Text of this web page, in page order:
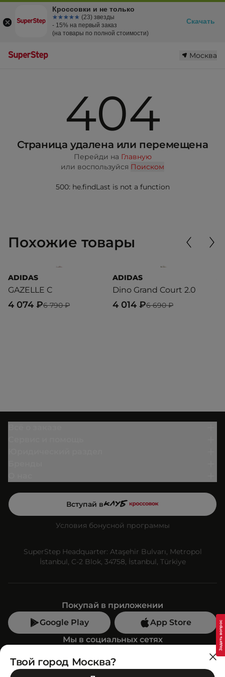
Москва
404
Страница удалена или перемещена
Перейди на Главную
или воспользуйся Поиском
500: he.findLast is not a function
Похожие товары
ADIDAS
GAZELLE C
6 790 ₽
4 074 ₽
ADIDAS
Dino Grand Court 2.0
6 690 ₽
4 014 ₽
Вступай в
Условия бонусной программы
SuperStep Headquarter: Ataşehir Bulvarı, Metropol
İstanbul, C-2 Blok, 34758, İstanbul, Türkiye
Покупай в приложении
Google Play
App Store
Мы в социальных сетях
Позвони нам
Твой город Москва?
Кроссовки и не только
☆☆☆☆☆
★★★★★ (23) звезды
- 15% на первый заказ
(на товары по полной стоимости)
Скачать